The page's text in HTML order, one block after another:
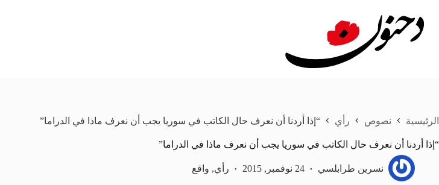
المحتوى
الرئيسية نصوص رأي “إذا أردنا أن نعرف حال الكاتب في سوريا يجب أن نعرف ماذا في الدراما”
“إذا أردنا أن نعرف حال الكاتب في سوريا يجب أن نعرف ماذا في الدراما”
نسرين طرابلسي 24 نوفمبر, 2015 رأي, واقع